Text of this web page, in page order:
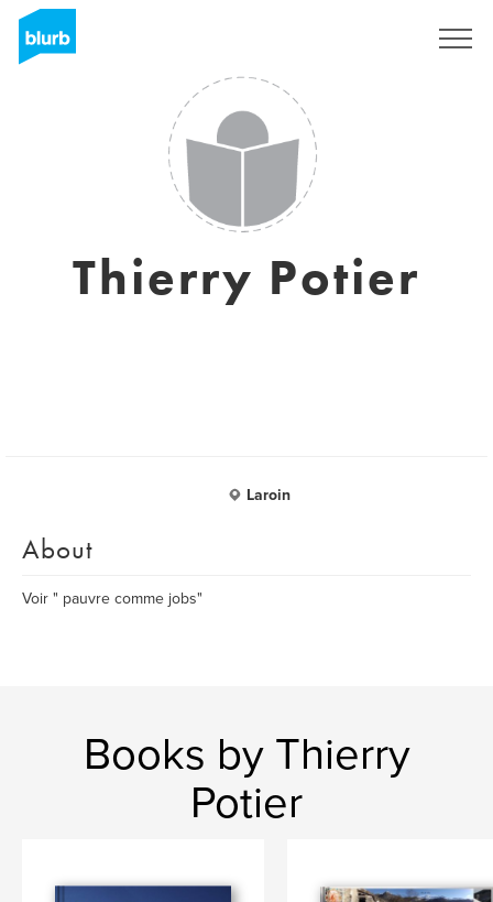
Thierry Potier
Laroin
About
Voir " pauvre comme jobs"
Books by Thierry
Potier